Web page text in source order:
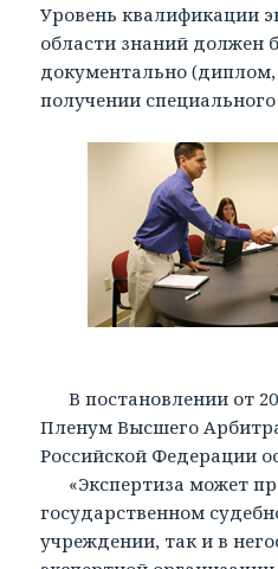
Уровень квалификации
области знаний должен
документально (диплом,
получении
В постановлении от 20
Пленум Высшего
Российской Федерации
«Экспертиза может
государственном
учреждении, так и в